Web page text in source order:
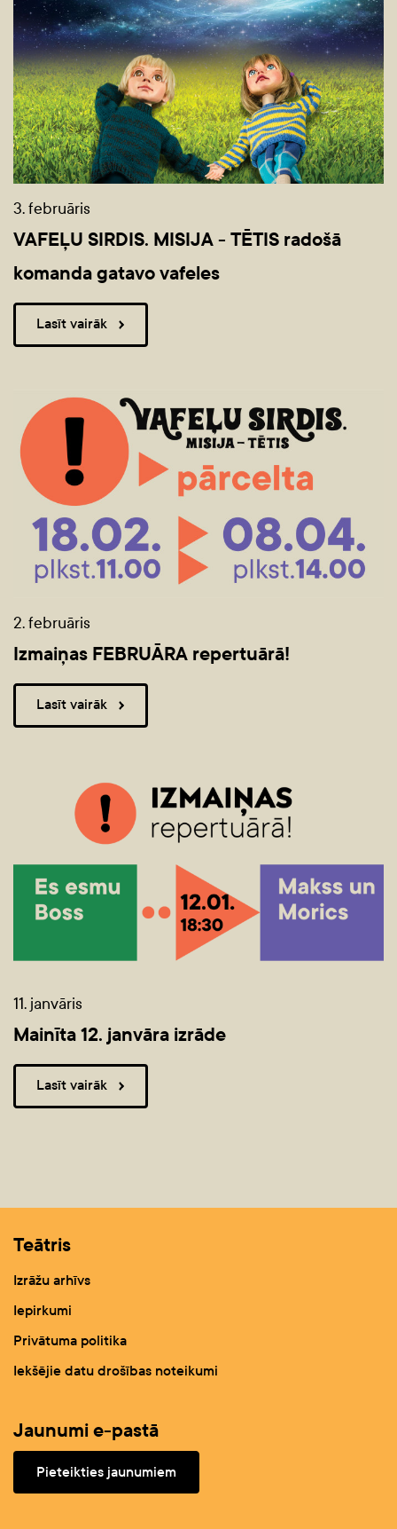
3. februāris
VAFEĻU SIRDIS. MISIJA - TĒTIS radošā
komanda gatavo vafeles
Lasīt vairāk
2. februāris
Izmaiņas FEBRUĀRA repertuārā!
Lasīt vairāk
11. janvāris
Mainīta 12. janvāra izrāde
Lasīt vairāk
Teātris
Izrāžu arhīvs
Iepirkumi
Privātuma politika
Iekšējie datu drošības noteikumi
Jaunumi e-pastā
Pieteikties jaunumiem